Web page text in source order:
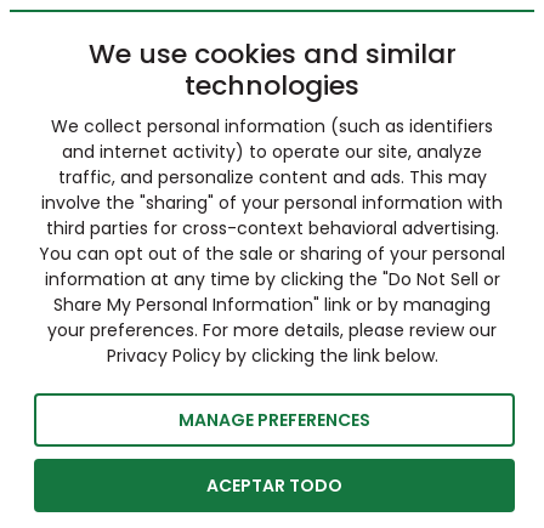
We use cookies and similar
technologies
We collect personal information (such as identifiers
and internet activity) to operate our site, analyze
traffic, and personalize content and ads. This may
involve the "sharing" of your personal information with
third parties for cross-context behavioral advertising.
You can opt out of the sale or sharing of your personal
information at any time by clicking the "Do Not Sell or
Share My Personal Information" link or by managing
your preferences. For more details, please review our
Privacy Policy by clicking the link below.
MANAGE PREFERENCES
ACEPTAR TODO